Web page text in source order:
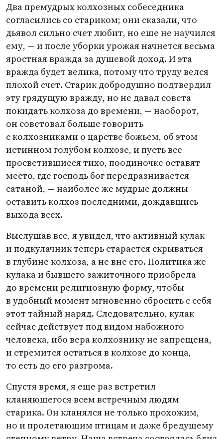
Два премудрых колхозных собеседника
согласились со стариком; они сказали, что
дьявол сильно счет любит, но еще не научился
ему, — и после уборки урожая начнется весьма
яростная вражда за душевой доход. И эта
вражда будет велика, потому что труду велся
плохой счет. Старик добродушно подтвердил
эту грядущую вражду, но не давал совета
покидать колхоза до времени, — наоборот,
он советовал больше говорить
с колхозниками о царстве божьем, об этом
истинном голубом колхозе, и пусть все
просветившиеся тихо, поодиночке оставят
место, где господь бог передразнивается
сатаной, — наиболее же мудрые должны
оставить колхоз последними, дождавшись
выхода всех.
Выслушав все, я увидел, что активный кулак
и подкулачник теперь старается скрываться
в глубине колхоза, а не вне его. Политика же
кулака и бывшего зажиточного приобрела
до времени религиозную форму, чтобы
в удобный момент мгновенно сбросить с себя
этот тайный наряд. Следовательно, кулак
сейчас действует под видом набожного
человека, ибо вера колхознику не запрещена,
и стремится остаться в колхозе до конца,
то есть до его разгрома.
Спустя время, я еще раз встретил
кланяющегося всем встречным людям
старика. Он кланялся не только прохожим,
но и пролетающим птицам и даже бредущему